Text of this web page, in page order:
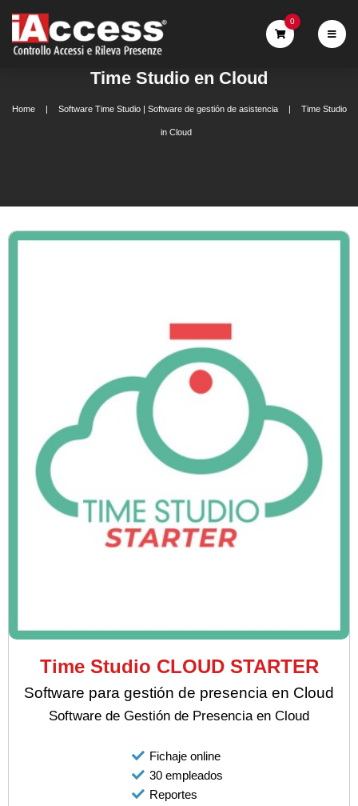
0
Time Studio en Cloud
Home Software Time Studio | Software de gestión de asistencia Time Studio
in Cloud
Time Studio CLOUD STARTER
Software para gestión de presencia en Cloud
Software de Gestión de Presencia en Cloud
Fichaje online
30 empleados
Reportes